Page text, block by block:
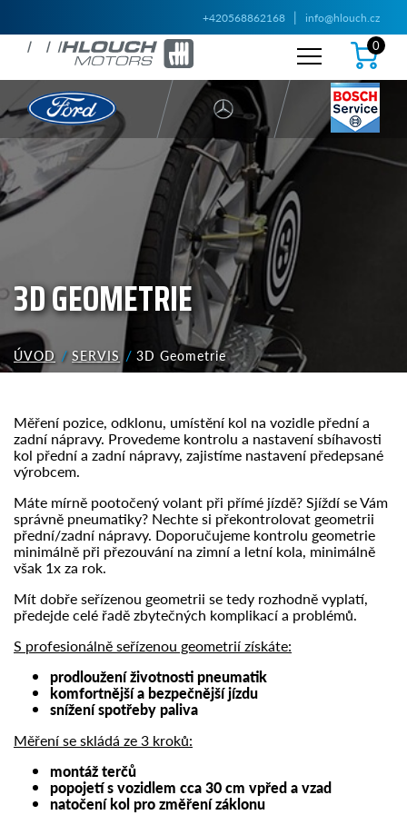
+420568862168 | info@hlouch.cz
0
3D GEOMETRIE
ÚVOD SERVIS 3D Geometrie
Měření pozice, odklonu, umístění kol na vozidle přední a
zadní nápravy. Provedeme kontrolu a nastavení sbíhavosti
kol přední a zadní nápravy, zajistíme nastavení předepsané
výrobcem.
Máte mírně pootočený volant při přímé jízdě? Sjíždí se Vám
správně pneumatiky? Nechte si překontrolovat geometrii
přední/zadní nápravy. Doporučujeme kontrolu geometrie
minimálně při přezouvání na zimní a letní kola, minimálně
však 1x za rok.
Mít dobře seřízenou geometrii se tedy rozhodně vyplatí,
předejde celé řadě zbytečných komplikací a problémů.
S profesionálně seřízenou geometrií získáte:
prodloužení životnosti pneumatik
komfortnější a bezpečnější jízdu
snížení spotřeby paliva
Měření se skládá ze 3 kroků:
montáž terčů
popojetí s vozidlem cca 30 cm vpřed a vzad
natočení kol pro změření záklonu